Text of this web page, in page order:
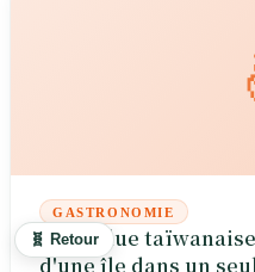
GASTRONOMIE
La fondue
d'une île dans un
🧬 Retour